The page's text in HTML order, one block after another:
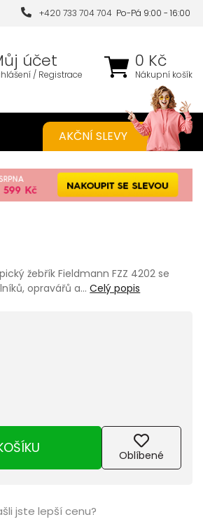
+420 733 704 704 Po-Pá 9:00 - 16:00
0 Kč
Nákupní košík
účet
/ Registrace
AKČNÍ SLEVY
žebřík Fieldmann FZZ 4202 se
opravářů a…Celý popis
Oblíbené
jste lepší cenu?